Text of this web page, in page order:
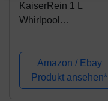
KaiserRein 1 L
Whirlpool
Wasserpflege I
Whirlpool Reiniger
Desinfektion I
Amazon / Ebay
Produkt ansehen*